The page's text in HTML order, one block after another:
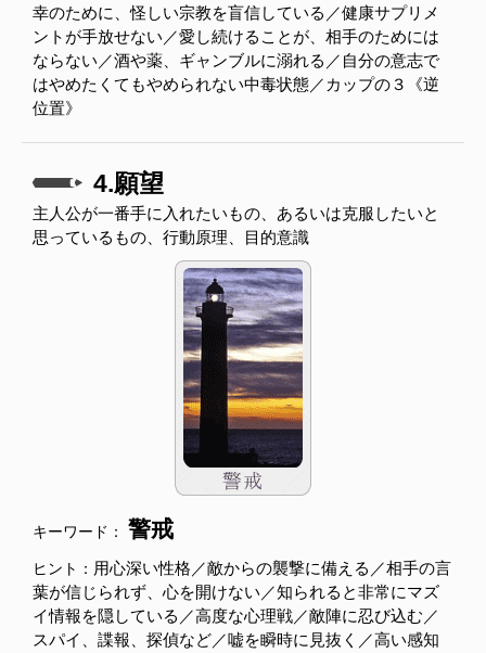
幸のために、怪しい宗教を盲信している／健康サプリメ
ントが手放せない／愛し続けることが、相手のためには
ならない／酒や薬、ギャンブルに溺れる／自分の意志で
はやめたくてもやめられない中毒状態／カップの３《逆
位置》
4.願望
主人公が一番手に入れたいもの、あるいは克服したいと
思っているもの、行動原理、目的意識
キーワード： 警戒
ヒント： 用心深い性格／敵からの襲撃に備える／相手の言
葉が信じられず、心を開けない／知られると非常にマズ
イ情報を隠している／高度な心理戦／敵陣に忍び込む／
スパイ、諜報、探偵など／嘘を瞬時に見抜く／高い感知